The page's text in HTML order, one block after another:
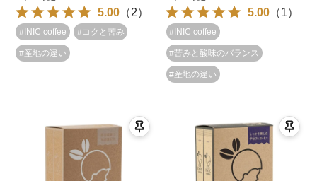
5.00 （2）
#INIC coffee #コクと苦み
#産地の違い
5.00 （1）
#INIC coffee
#苦みと酸味のバランス
#産地の違い